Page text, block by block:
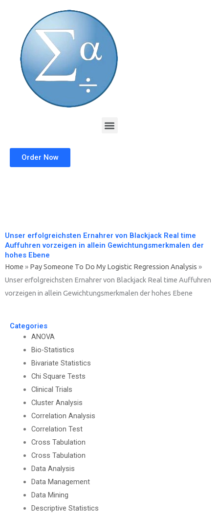
Menu
Order Now
Unser erfolgreichsten Ernahrer von Blackjack Real time
Auffuhren vorzeigen in allein Gewichtungsmerkmalen der
hohes Ebene
Home » Pay Someone To Do My Logistic Regression Analysis »
Unser erfolgreichsten Ernahrer von Blackjack Real time Auffuhren
vorzeigen in allein Gewichtungsmerkmalen der hohes Ebene
Categories
ANOVA
Bio-Statistics
Bivariate Statistics
Chi Square Tests
Clinical Trials
Cluster Analysis
Correlation Analysis
Correlation Test
Cross Tabulation
Cross Tabulation
Data Analysis
Data Management
Data Mining
Descriptive Statistics